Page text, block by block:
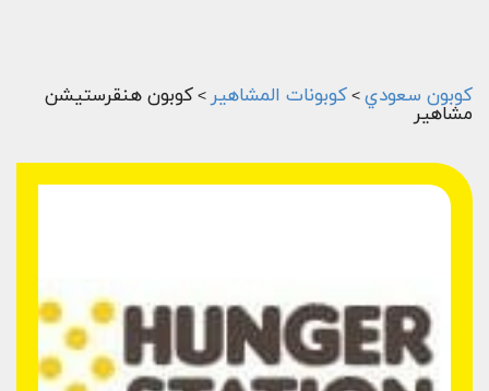
كوبون سعودي > كوبونات المشاهير > كوبون هنقرستيشن
مشاهير